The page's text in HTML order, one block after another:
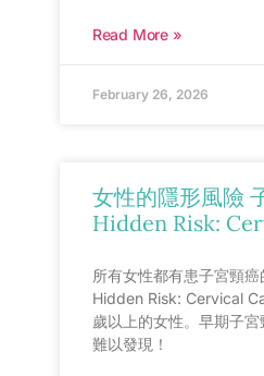
Read More »
February 26, 2026
女性的隱形風險
Hidden Risk:
所有女性都有患子宮頸
Hidden Risk: Cervical
歲以上的女性。早期子
難以發現！